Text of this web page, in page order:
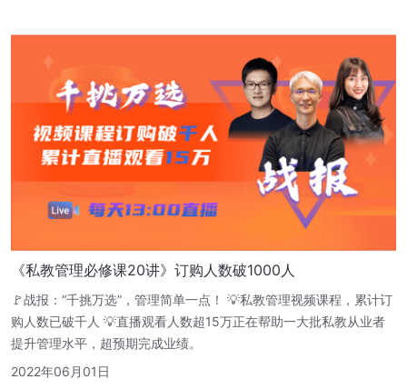
《私教管理必修课20讲》订购人数破1000人
🚩战报：“千挑万选”，管理简单一点！ 💡私教管理视频课程，累计订
购人数已破千人 💡直播观看人数超15万正在帮助一大批私教从业者
提升管理水平，超预期完成业绩。
2022年06月01日